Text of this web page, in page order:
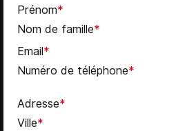
Prénom*
Nom de famille*
Email*
Numéro de téléphone*
Adresse*
Ville*